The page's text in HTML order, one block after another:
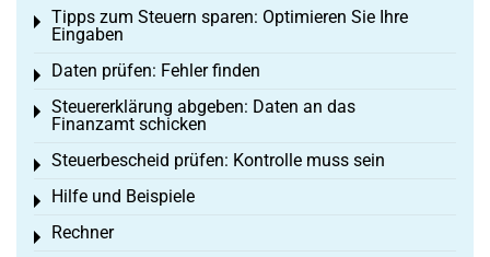
Tipps zum Steuern sparen: Optimieren Sie Ihre
Eingaben
Toggle menu
Daten prüfen: Fehler finden
Toggle menu
Steuererklärung abgeben: Daten an das
Finanzamt schicken
Toggle menu
Steuerbescheid prüfen: Kontrolle muss sein
Toggle menu
Hilfe und Beispiele
Toggle menu
Rechner
Toggle menu